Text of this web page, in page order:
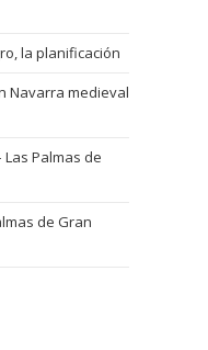
la planificación
Navarra medieval
Palmas de
de Gran